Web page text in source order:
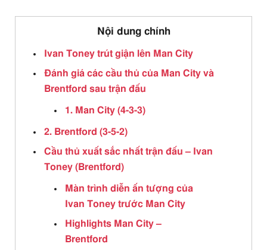
Nội dung chính
Ivan Toney trút giận lên Man City
Đánh giá các cầu thủ của Man City và
Brentford sau trận đấu
1. Man City (4-3-3)
2. Brentford (3-5-2)
Cầu thủ xuất sắc nhất trận đấu – Ivan
Toney (Brentford)
Màn trình diễn ấn tượng của
Ivan Toney trước Man City
Highlights Man City –
Brentford